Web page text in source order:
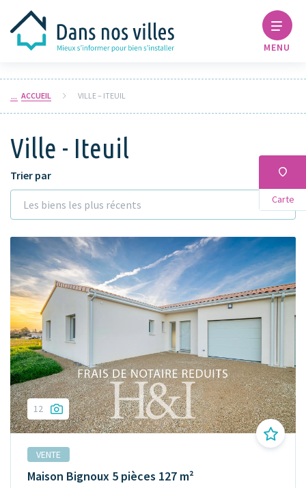
MENU
ACCUEIL VILLE – ITEUIL
Ville - Iteuil
Carte
Trier par
Les biens les plus récents
12
VENTE
Maison Bignoux 5 pièces 127 m²